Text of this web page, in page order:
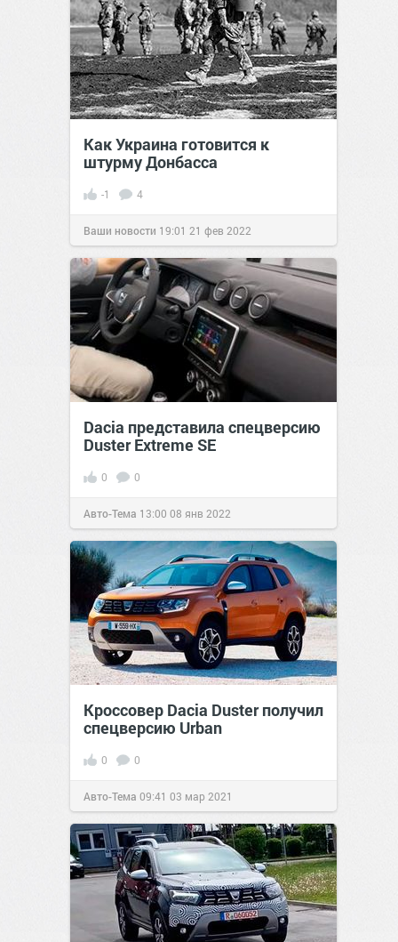
Как Украина готовится к
штурму Донбасса
-1 4
Ваши новости 19:01 21 фев 2022
Dacia представила спецверсию
Duster Extreme SE
0 0
Авто-Тема 13:00 08 янв 2022
Кроссовер Dacia Duster получил
спецверсию Urban
0 0
Авто-Тема 09:41 03 мар 2021